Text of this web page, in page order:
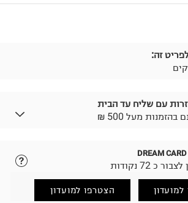
זה:
עם שליח עד הבית
בהזמנות מעל 500
המתאימה לכם,DREAM CARD
כ 72 נקודות
הצטרפו למועדון